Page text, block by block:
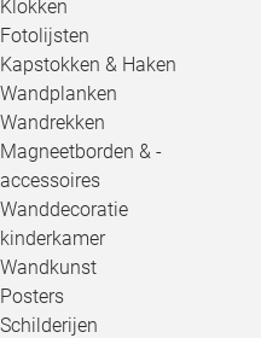
Klokken
Fotolijsten
Kapstokken & Haken
Wandplanken
Wandrekken
Magneetborden & -
accessoires
Wanddecoratie
kinderkamer
Wandkunst
Posters
Schilderijen